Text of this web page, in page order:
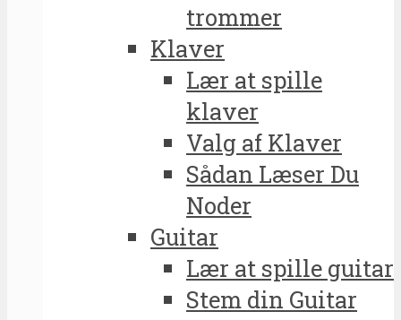
trommer
Klaver
Lær at spille
klaver
Valg af Klaver
Sådan Læser Du
Noder
Guitar
Lær at spille guitar
Stem din Guitar